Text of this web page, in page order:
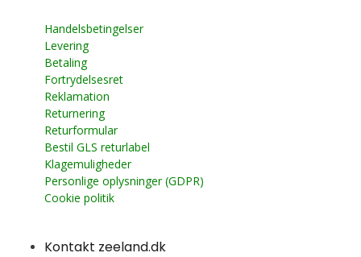
Handelsbetingelser
Levering
Betaling
Fortrydelsesret
Reklamation
Returnering
Returformular
Bestil GLS returlabel
Klagemuligheder
Personlige oplysninger (GDPR)
Cookie politik
Kontakt zeeland.dk